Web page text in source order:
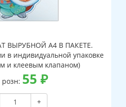
ВЫРУБНОЙ А4 В ПАКЕТЕ.
в индивидуальной упаковке
и клеевым клапаном)
55 ₽
+